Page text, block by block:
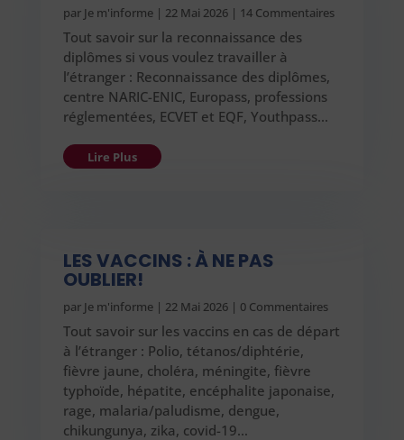
par Je m'informe| 22 Mai 2026| 14 Commentaires
Tout savoir sur la reconnaissance des
diplômes si vous voulez travailler à
l’étranger : Reconnaissance des diplômes,
centre NARIC-ENIC, Europass, professions
réglementées, ECVET et EQF, Youthpass…
Lire Plus
LES VACCINS : À NE PAS
OUBLIER!
par Je m'informe| 22 Mai 2026| 0 Commentaires
Tout savoir sur les vaccins en cas de départ
à l’étranger : Polio, tétanos/diphtérie,
fièvre jaune, choléra, méningite, fièvre
typhoïde, hépatite, encéphalite japonaise,
rage, malaria/paludisme, dengue,
chikungunya, zika, covid-19…